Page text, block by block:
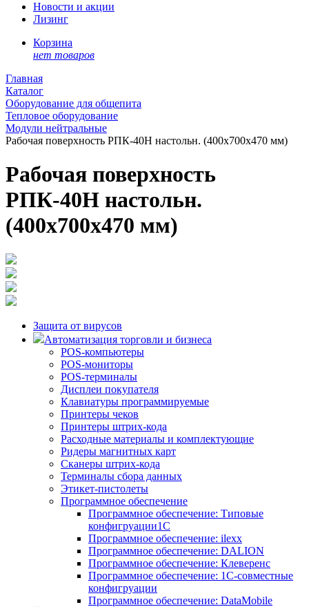
Новости и акции
Лизинг
Корзина
нет товаров
Главная
Каталог
Оборудование для общепита
Тепловое оборудование
Модули нейтральные
Рабочая поверхность РПК-40Н настольн. (400x700x470 мм)
Рабочая поверхность
РПК-40Н настольн.
(400x700x470 мм)
Защита от вирусов
Автоматизация торговли и бизнеса
POS-компьютеры
POS-мониторы
POS-терминалы
Дисплеи покупателя
Клавиатуры программируемые
Принтеры чеков
Принтеры штрих-кода
Расходные материалы и комплектующие
Ридеры магнитных карт
Сканеры штрих-кода
Терминалы сбора данных
Этикет-пистолеты
Программное обеспечение
Программное обеспечение: Типовые
конфигруации1С
Программное обеспечение: ilexx
Программное обеспечение: DALION
Программное обеспечение: Клеверенс
Программное обеспечение: 1С-совместные
конфигруации
Программное обеспечение: DataMobile